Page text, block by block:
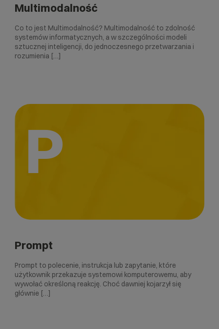
Multimodalność
Co to jest Multimodalność? Multimodalność to zdolność
systemów informatycznych, a w szczególności modeli
sztucznej inteligencji, do jednoczesnego przetwarzania i
rozumienia […]
P
Prompt
Prompt to polecenie, instrukcja lub zapytanie, które
użytkownik przekazuje systemowi komputerowemu, aby
wywołać określoną reakcję. Choć dawniej kojarzył się
głównie […]